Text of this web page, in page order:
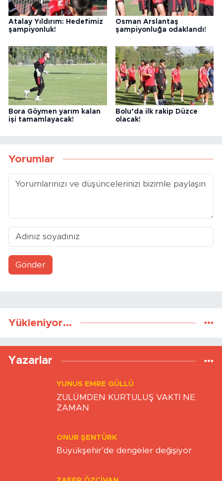
Atalay Yıldırım: Hedefimiz
şampiyonluk!
Osman Arslantaş
şampiyonluğa odaklandı!
Bora Göymen yarım kalan
işi tamamlayacak!
Bolu’da ilk rakip Düzce
olacak!
Yorumlar
Gönder
Yükleniyor...
Yazarlar
YUNUS EMRE GÜLLÜ
ZULÜMDEN KURTULUŞ VAKTİ NE
ZAMAN
ONUR ŞENTÜRK
Büyükşehir’de dengeler değişiyor